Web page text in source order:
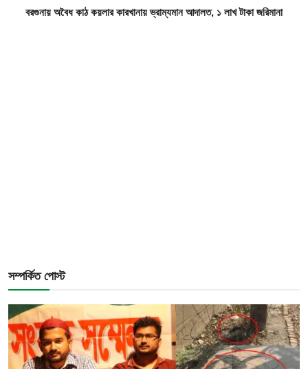
বরগুনায় অবৈধ কাঠ কয়লার কারখানায় ভ্রাম্যমান আদালত, ১ লাখ টাকা জরিমানা
সম্পর্কিত পোস্ট